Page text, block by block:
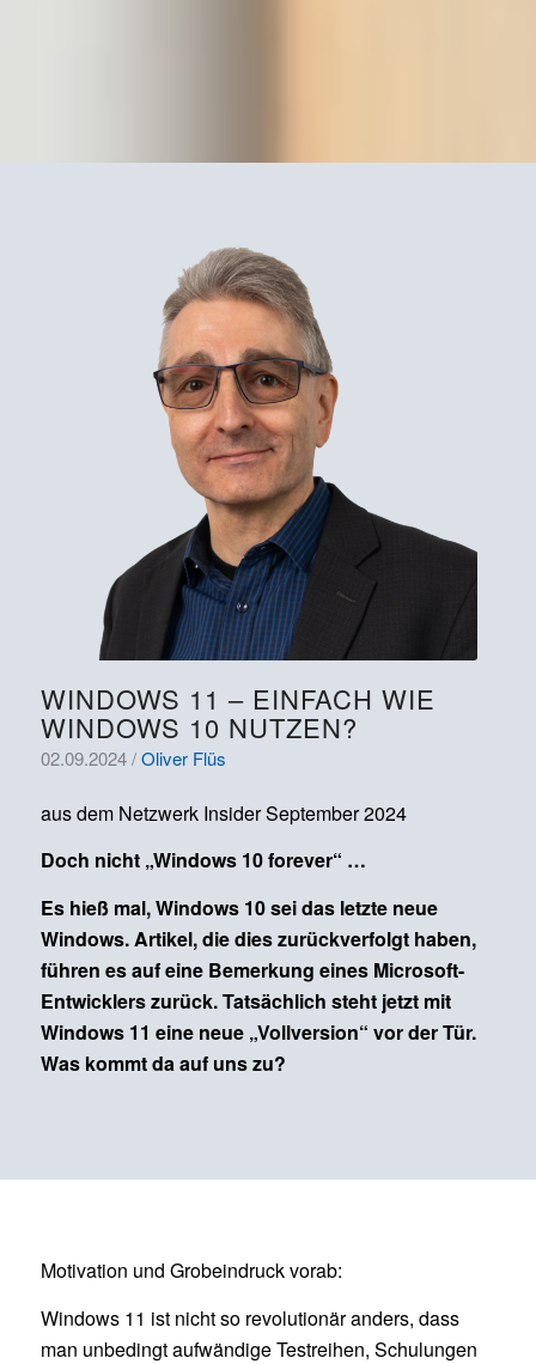
WINDOWS 11 – EINFACH WIE
WINDOWS 10 NUTZEN?
02.09.2024 /Oliver Flüs
aus dem Netzwerk Insider September 2024
Doch nicht „Windows 10 forever“ …
Es hieß mal, Windows 10 sei das letzte neue
Windows. Artikel, die dies zurückverfolgt haben,
führen es auf eine Bemerkung eines Microsoft-
Entwicklers zurück. Tatsächlich steht jetzt mit
Windows 11 eine neue „Vollversion“ vor der Tür.
Was kommt da auf uns zu?
Motivation und Grobeindruck vorab:
Windows 11 ist nicht so revolutionär anders, dass
man unbedingt aufwändige Testreihen, Schulungen